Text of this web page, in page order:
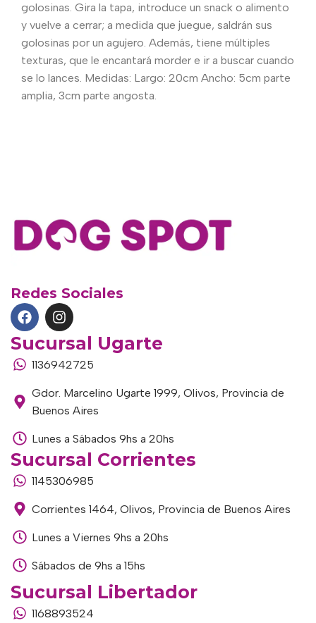
golosinas. Gira la tapa, introduce un snack o alimento
y vuelve a cerrar; a medida que juegue, saldrán sus
golosinas por un agujero. Además, tiene múltiples
texturas, que le encantará morder e ir a buscar cuando
se lo lances. Medidas: Largo: 20cm Ancho: 5cm parte
amplia, 3cm parte angosta.
Redes Sociales
Sucursal Ugarte
1136942725
Gdor. Marcelino Ugarte 1999, Olivos, Provincia de
Buenos Aires
Lunes a Sábados 9hs a 20hs
Sucursal Corrientes
1145306985
Corrientes 1464, Olivos, Provincia de Buenos Aires
Lunes a Viernes 9hs a 20hs
Sábados de 9hs a 15hs
Sucursal Libertador
1168893524